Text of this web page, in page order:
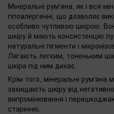
Мінеральні рум'яна, як і вся
гіпоалергенні, що дозволяє
особливо чутливою шкірою.
шкіру й мають консистенцію
натуральні пігменти і
Лягають легким, тоненьким
шкіра під ним дихає.
Крім того, мінеральні рум'яна
захищають шкіру від
випромінювання і
старінню.